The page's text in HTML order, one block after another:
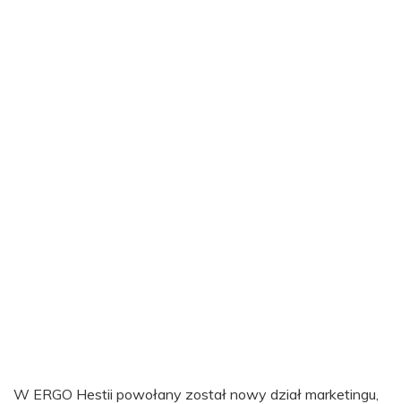
W ERGO Hestii powołany został nowy dział marketingu,